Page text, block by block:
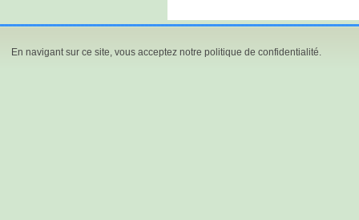
En navigant sur ce site, vous acceptez notre politique de confidentialité.